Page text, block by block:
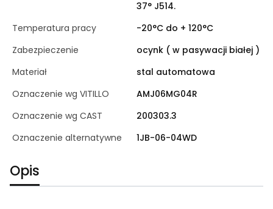
37° J514.
Temperatura pracy
-20°C do + 120°C
Zabezpieczenie
ocynk ( w pasywacji białej )
Materiał
stal automatowa
Oznaczenie wg VITILLO
AMJ06MG04R
Oznaczenie wg CAST
200303.3
Oznaczenie alternatywne
1JB-06-04WD
Opis